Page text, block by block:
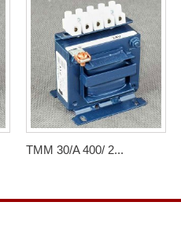
TMM 30/A 400/ 2...